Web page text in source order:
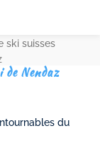
ski suisses
Nendaz
du